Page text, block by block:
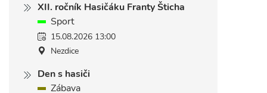
XII. ročník Hasičáku Franty Šticha
Sport
15.08.2026 13:00
Nezdice
Den s hasiči
Zábava